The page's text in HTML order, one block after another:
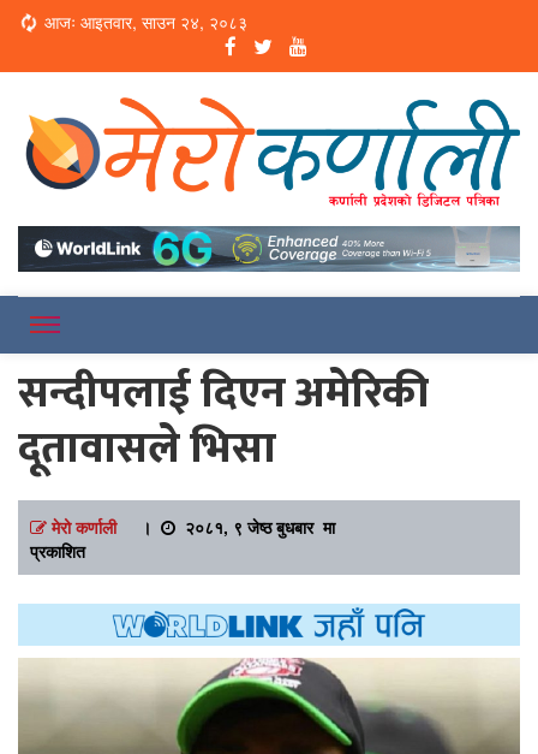
Loading...
आजः आइतवार, साउन २४, २०८३
Merokarnali
सन्दीपलाई दिएन अमेरिकी
दूतावासले भिसा
मेरो कर्णाली।
२०८१, ९ जेष्ठ बुधबार मा
प्रकाशित